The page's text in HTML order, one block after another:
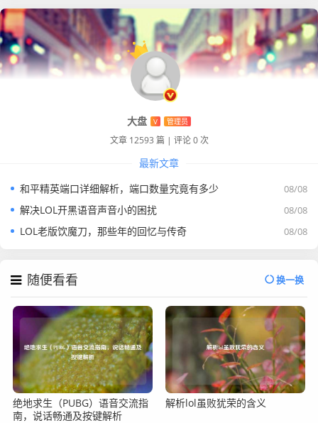
属性和技能的调整，为玩家带来了全新的游戏体验和玩法思
路，玩家需要不断地熟悉这些变化，才能在游戏中更好地发
挥卡牌的作用，带领团队走向胜利。
大盘 V 管理员
文章 12593 篇 | 评论 0 次
最新文章
08/08
和平精英端口详细解析，端口数量究竟有多少
08/08
解决LOL开黑语音声音小的困扰
08/08
LOL老版饮魔刀，那些年的回忆与传奇
随便看看 换一换
绝地求生（PUBG）语音交流指
南，说话畅通及按键解析
解析lol虽败犹荣的含义